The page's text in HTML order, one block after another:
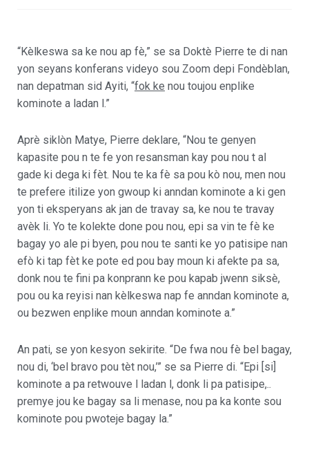
“Kèlkeswa sa ke nou ap fè,” se sa Doktè Pierre te di nan
yon seyans konferans videyo sou Zoom depi Fondèblan,
nan depatman sid Ayiti, “fok ke nou toujou enplike
kominote a ladan l.”
Aprè siklòn Matye, Pierre deklare, “Nou te genyen
kapasite pou n te fe yon resansman kay pou nou t al
gade ki dega ki fèt. Nou te ka fè sa pou kò nou, men nou
te prefere itilize yon gwoup ki anndan kominote a ki gen
yon ti eksperyans ak jan de travay sa, ke nou te travay
avèk li. Yo te kolekte done pou nou, epi sa vin te fè ke
bagay yo ale pi byen, pou nou te santi ke yo patisipe nan
efò ki tap fèt ke pote ed pou bay moun ki afekte pa sa,
donk nou te fini pa konprann ke pou kapab jwenn siksè,
pou ou ka reyisi nan kèlkeswa nap fe anndan kominote a,
ou bezwen enplike moun anndan kominote a.”
An pati, se yon kesyon sekirite. “De fwa nou fè bel bagay,
nou di, ‘bel bravo pou tèt nou,’” se sa Pierre di. “Epi [si]
kominote a pa retwouve l ladan l, donk li pa patisipe,..
premye jou ke bagay sa li menase, nou pa ka konte sou
kominote pou pwoteje bagay la.”